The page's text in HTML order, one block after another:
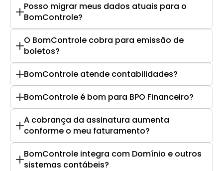
Posso migrar meus dados atuais para o
BomControle?
O BomControle cobra para emissão de
boletos?
BomControle atende contabilidades?
BomControle é bom para BPO Financeiro?
A cobrança da assinatura aumenta
conforme o meu faturamento?
BomControle integra com Domínio e outros
sistemas contábeis?